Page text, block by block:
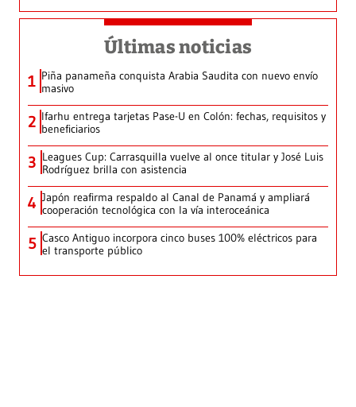
Últimas noticias
1 Piña panameña conquista Arabia Saudita con nuevo envío
masivo
2 Ifarhu entrega tarjetas Pase-U en Colón: fechas, requisitos y
beneficiarios
3 Leagues Cup: Carrasquilla vuelve al once titular y José Luis
Rodríguez brilla con asistencia
4 Japón reafirma respaldo al Canal de Panamá y ampliará
cooperación tecnológica con la vía interoceánica
5 Casco Antiguo incorpora cinco buses 100% eléctricos para
el transporte público